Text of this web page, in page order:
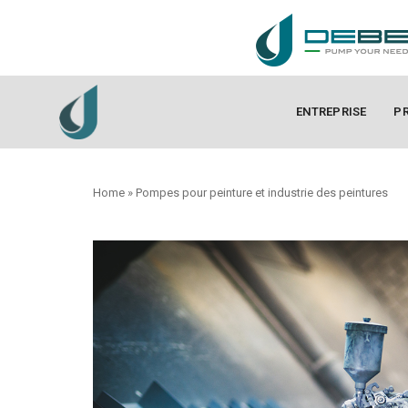
ENTREPRISE
Home » Pompes pour peinture et industrie des peintures